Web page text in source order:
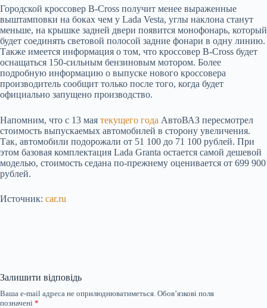
Городской кроссовер B-Cross получит менее выраженные
выштамповки на боках чем у Lada Vesta, углы наклона станут
меньше, на крышке задней двери появится монофонарь, который
будет соединять световой полосой задние фонари в одну линию.
Также имеется информация о том, что кроссовер B-Cross будет
оснащаться 150-сильным бензиновым мотором. Более
подробную информацию о выпуске нового кроссовера
производитель сообщит только после того, когда будет
официально запущено производство.
Напомним, что с 13 мая текущего года АвтоВАЗ пересмотрел
стоимость выпускаемых автомобилей в сторону увеличения.
Так, автомобили подорожали от 51 100 до 71 100 рублей. При
этом базовая комплектация Lada Granta остается самой дешевой
моделью, стоимость седана по-прежнему оценивается от 699 900
рублей.
Источник: car.ru
Залишити відповідь
Ваша e-mail адреса не оприлюднюватиметься. Обов’язкові поля
позначені *